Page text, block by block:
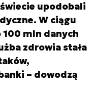
upodobali
W ciągu
mln danych
zdrowia stała
– dowodzą